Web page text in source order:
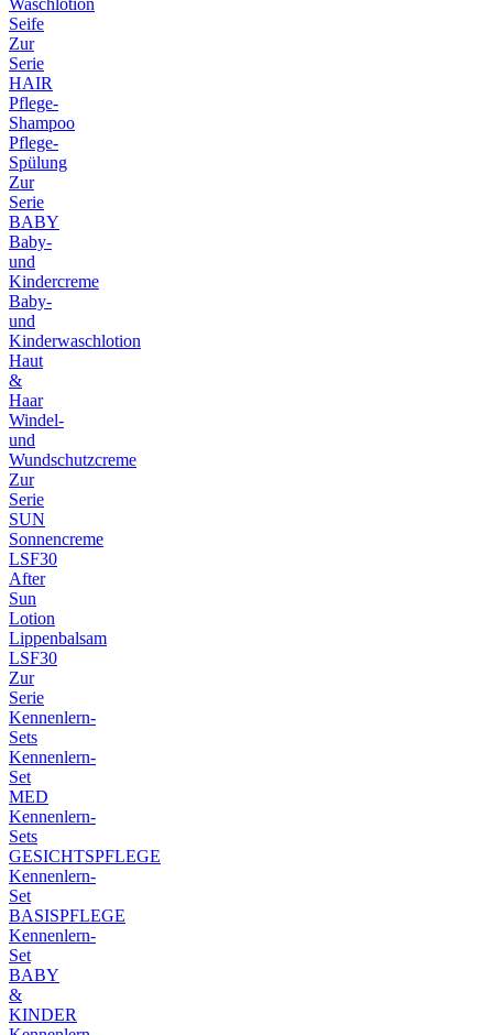
Waschlotion
Seife
Zur
Serie
HAIR
Pflege-
Shampoo
Pflege-
Spülung
Zur
Serie
BABY
Baby-
und
Kindercreme
Baby-
und
Kinderwaschlotion
Haut
&
Haar
Windel-
und
Wundschutzcreme
Zur
Serie
SUN
Sonnencreme
LSF30
After
Sun
Lotion
Lippenbalsam
LSF30
Zur
Serie
Kennenlern-
Sets
Kennenlern-
Set
MED
Kennenlern-
Sets
GESICHTSPFLEGE
Kennenlern-
Set
BASISPFLEGE
Kennenlern-
Set
BABY
&
KINDER